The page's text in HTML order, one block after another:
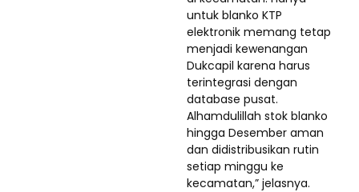
untuk blanko KTP
elektronik memang tetap
menjadi kewenangan
Dukcapil karena harus
terintegrasi dengan
database pusat.
Alhamdulillah stok blanko
hingga Desember aman
dan didistribusikan rutin
setiap minggu ke
kecamatan,” jelasnya.